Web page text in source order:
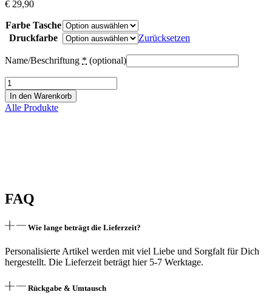
€ 29,90
Farbe Tasche
Druckfarbe
Zurücksetzen
Name/Beschriftung * (optional)
Yogatasche
"Savasana"
personalisiert
Menge
In den Warenkorb
Alle Produkte
FAQ
Wie lange beträgt die Lieferzeit?
Personalisierte Artikel werden mit viel Liebe und Sorgfalt für Dich
hergestellt. Die Lieferzeit beträgt hier 5-7 Werktage.
Rückgabe & Umtausch